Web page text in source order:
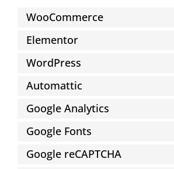
WooCommerce
Elementor
WordPress
Automattic
Google Analytics
Google Fonts
Google reCAPTCHA